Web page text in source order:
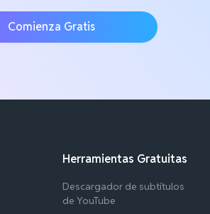
Comienza Gratis
Herramientas Gratuitas
Descargador de subtítulos
de YouTube